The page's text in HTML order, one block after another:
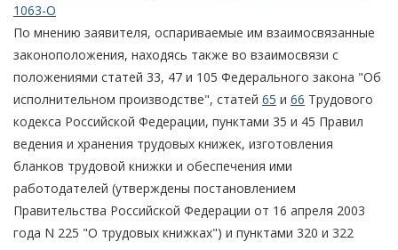
1063-О
По мнению заявителя, оспариваемые им взаимосвязанные
законоположения, находясь также во взаимосвязи с
положениями статей 33, 47 и 105 Федерального закона "Об
исполнительном производстве", статей 65 и 66 Трудового
кодекса Российской Федерации, пунктами 35 и 45 Правил
ведения и хранения трудовых книжек, изготовления
бланков трудовой книжки и обеспечения ими
работодателей (утверждены постановлением
Правительства Российской Федерации от 16 апреля 2003
года N 225 "О трудовых книжках") и пунктами 320 и 322